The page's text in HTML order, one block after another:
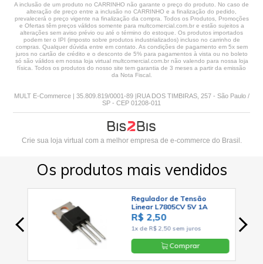
A inclusão de um produto no CARRINHO não garante o preço do produto. No caso de
alteração de preço entre a inclusão no CARRINHO e a finalização do pedido,
prevalecerá o preço vigente na finalização da compra. Todos os Produtos, Promoções
e Ofertas têm preços válidos somente para multcomercial.com.br e estão sujeitos a
alterações sem aviso prévio ou até o término do estoque. Os produtos importados
podem ter o IPI (imposto sobre produtos industrializados) incluso no carrinho de
compras. Qualquer dúvida entre em contato. As condições de pagamento em 5x sem
juros no cartão de crédito e o desconto de 5% para pagamentos à vista ou no boleto
só são válidos em nossa loja virtual multcomercial.com.br não valendo para nossa loja
física. Todos os produtos do nosso site tem garantia de 3 meses a partir da emissão
da Nota Fiscal.
MULT E-Commerce | 35.809.819/0001-89 |RUA DOS TIMBIRAS, 257 - São Paulo /
SP - CEP 01208-011
Crie sua loja virtual com a melhor empresa de e-commerce do Brasil.
Os produtos mais vendidos
Regulador de Tensão
Linear L7805CV 5V 1A
Positivo TO-220 - Cód. Loja
03
R$ 2,50
1x de R$ 2,50 sem juros
Comprar